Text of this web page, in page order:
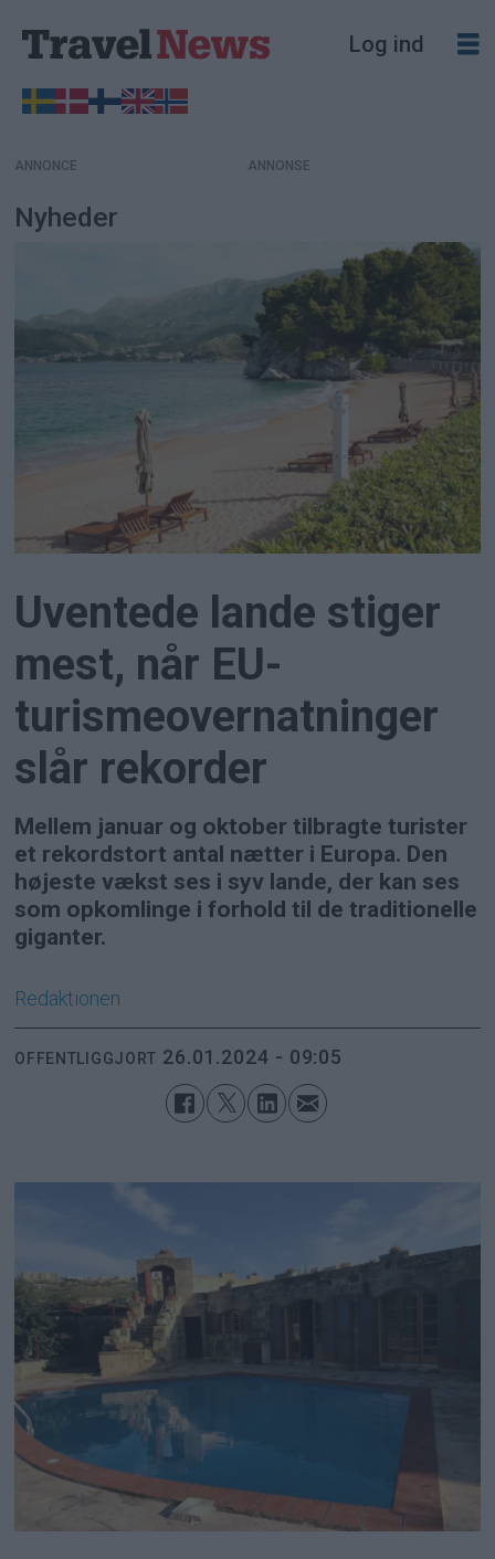
Log ind
ANNONCE
Nyheder
Uventede lande stiger
mest, når EU-
turismeovernatninger
slår rekorder
Mellem januar og oktober tilbragte turister
et rekordstort antal nætter i Europa. Den
højeste vækst ses i syv lande, der kan ses
som opkomlinge i forhold til de traditionelle
giganter.
Redaktionen
OFFENTLIGGJORT 26.01.2024 - 09:05